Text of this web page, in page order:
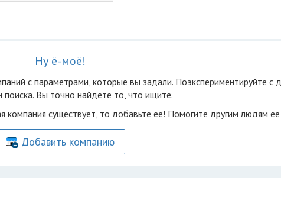
Ну ё-моё!
с параметрами, которые вы задали. Поэкспериментируйте с
поиска. Вы точно найдете то, что ищите.
компания существует, то добавьте её! Помогите другим людям
Добавить компанию